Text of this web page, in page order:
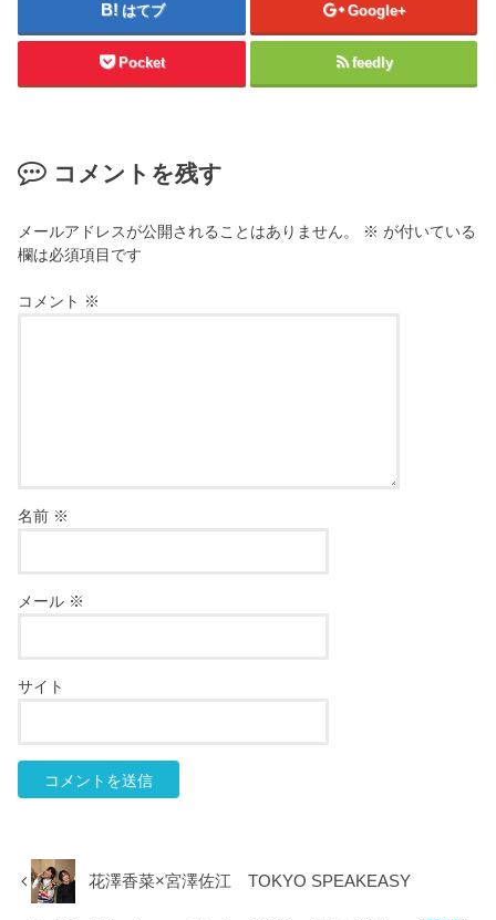
はてブ Google+
Pocket feedly
コメントを残す
メールアドレスが公開されることはありません。 ※ が付いている
欄は必須項目です
コメント ※
名前 ※
メール ※
サイト
花澤香菜×宮澤佐江 TOKYO SPEAKEASY